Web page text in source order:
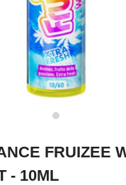
FRUIZEE
- 10ML